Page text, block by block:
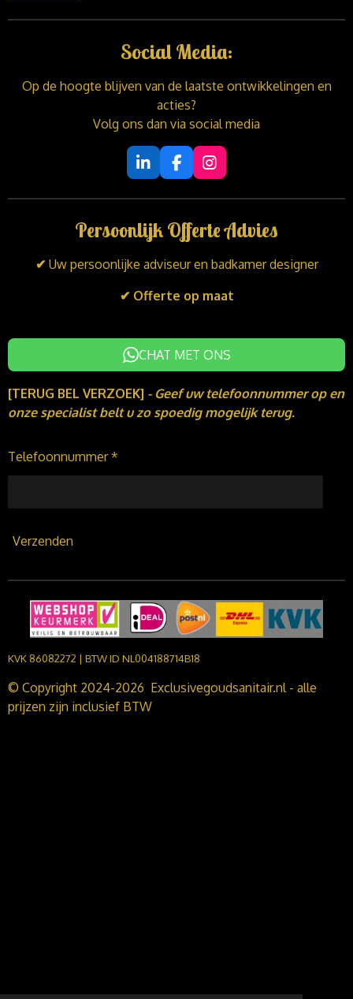
Social Media:
Op de hoogte blijven van de laatste ontwikkelingen en
acties?
Volg ons dan via social media
L
i
n
e
d
I
n
F
a
c
b
o
o
k
I
n
s
a
r
a
Persoonlijk Offerte Advies
✔ Uw persoonlijke adviseur en badkamer designer
✔ Offerte op maat
CHAT MET ONS
[TERUG BEL VERZOEK] - Geef uw telefoonnummer op en
onze specialist belt u zo spoedig mogelijk terug.
Telefoonnummer *
Verzenden
KVK 86082272 | BTW ID NL004188714B18
© Copyright 2024-2026 Exclusivegoudsanitair.nl - alle
prijzen zijn inclusief BTW